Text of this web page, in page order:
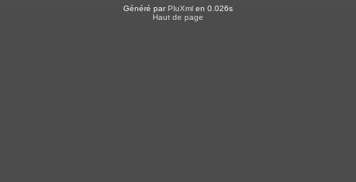
Généré parPluXml en 0.026s
Haut de page